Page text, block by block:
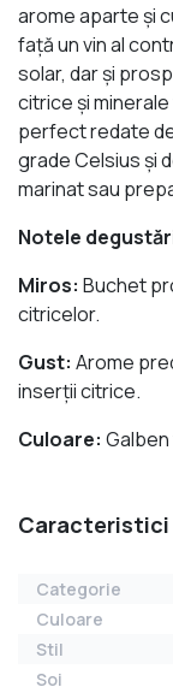
arome aparte și
față un vin al
solar, dar și
citrice și
perfect redate
grade Celsius și
marinat sau
Notele
Miros: Buchet
citricelor.
Gust: Arome
inserții citrice.
Culoare:
Caracteristici
Categorie
Culoare
Stil
Soi